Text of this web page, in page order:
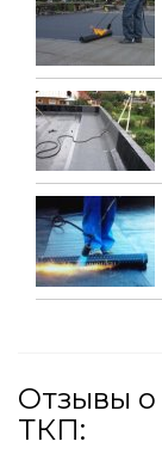
Отзывы о
ТКП: